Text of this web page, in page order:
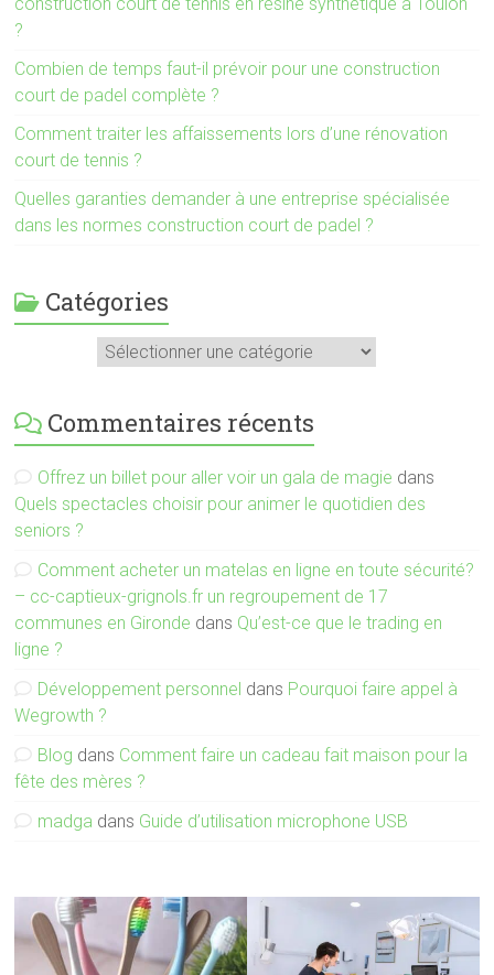
construction court de tennis en résine synthétique à Toulon
?
Combien de temps faut-il prévoir pour une construction
court de padel complète ?
Comment traiter les affaissements lors d’une rénovation
court de tennis ?
Quelles garanties demander à une entreprise spécialisée
dans les normes construction court de padel ?
Catégories
Commentaires récents
Offrez un billet pour aller voir un gala de magie dans
Quels spectacles choisir pour animer le quotidien des
seniors ?
Comment acheter un matelas en ligne en toute sécurité?
– cc-captieux-grignols.fr un regroupement de 17
communes en Gironde dans Qu’est-ce que le trading en
ligne ?
Développement personnel dans Pourquoi faire appel à
Wegrowth ?
Blog dans Comment faire un cadeau fait maison pour la
fête des mères ?
madga dans Guide d’utilisation microphone USB